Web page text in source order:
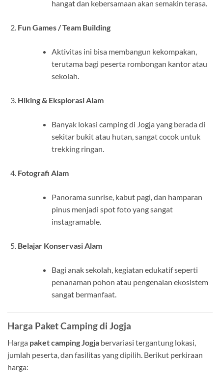
hangat dan kebersamaan akan semakin terasa.
Fun Games / Team Building
Aktivitas ini bisa membangun kekompakan,
terutama bagi peserta rombongan kantor atau
sekolah.
Hiking & Eksplorasi Alam
Banyak lokasi camping di Jogja yang berada di
sekitar bukit atau hutan, sangat cocok untuk
trekking ringan.
Fotografi Alam
Panorama sunrise, kabut pagi, dan hamparan
pinus menjadi spot foto yang sangat
instagramable.
Belajar Konservasi Alam
Bagi anak sekolah, kegiatan edukatif seperti
penanaman pohon atau pengenalan ekosistem
sangat bermanfaat.
Harga Paket Camping di Jogja
Harga paket camping Jogja bervariasi tergantung lokasi,
jumlah peserta, dan fasilitas yang dipilih. Berikut perkiraan
harga: